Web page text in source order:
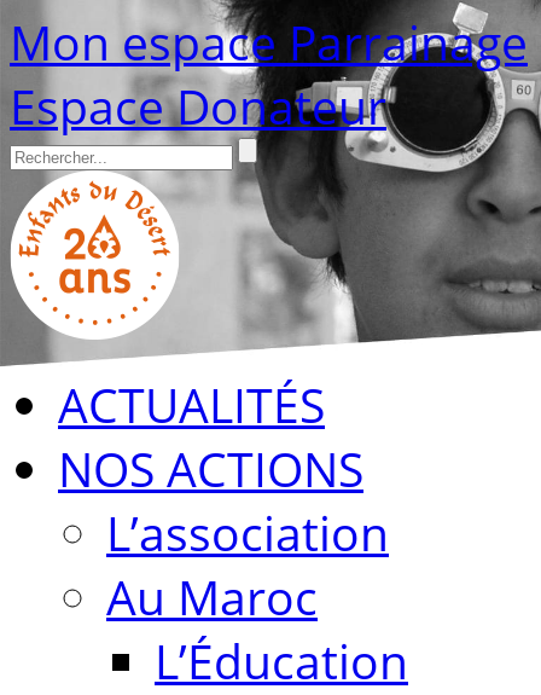
Mon espace Parrainage
Espace Donateur
ACTUALITÉS
NOS ACTIONS
L’association
Au Maroc
L’Éducation